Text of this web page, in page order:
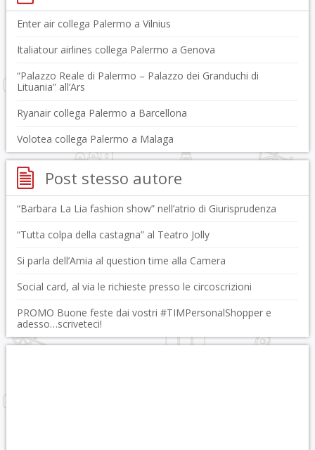
Enter air collega Palermo a Vilnius
Italiatour airlines collega Palermo a Genova
“Palazzo Reale di Palermo – Palazzo dei Granduchi di
Lituania” all’Ars
Ryanair collega Palermo a Barcellona
Volotea collega Palermo a Malaga
Post stesso autore
“Barbara La Lia fashion show” nell’atrio di Giurisprudenza
“Tutta colpa della castagna” al Teatro Jolly
Si parla dell’Amia al question time alla Camera
Social card, al via le richieste presso le circoscrizioni
PROMO Buone feste dai vostri #TIMPersonalShopper e
adesso…scriveteci!